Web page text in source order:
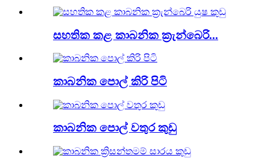
සහතික කළ කාබනික ක්‍රැන්බෙරි...
කාබනික පොල් කිරි පිටි
කාබනික පොල් වතුර කුඩු